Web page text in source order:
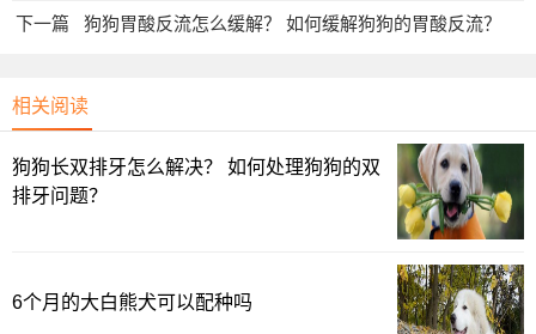
萨摩耶起源于17世纪的萨摩耶族（也称为涅涅茨人），这
保持着纯正的血统，被认为是最接近犬类原始祖先的现代犬
种之一。
19世纪末，萨摩耶犬被英国的Emest Kilburn Scott夫妇带
出了西伯利亚，并于1909年建立了著名的“法宁汉姆”犬舍，
开启了系统性的繁育工作，还制定了首个萨摩耶犬的品种标
准。
下一篇 狗狗胃酸反流怎么缓解？ 如何缓解狗狗的胃酸反流？
相关阅读
狗狗长双排牙怎么解决？ 如何处理狗狗的双
排牙问题？
6个月的大白熊犬可以配种吗